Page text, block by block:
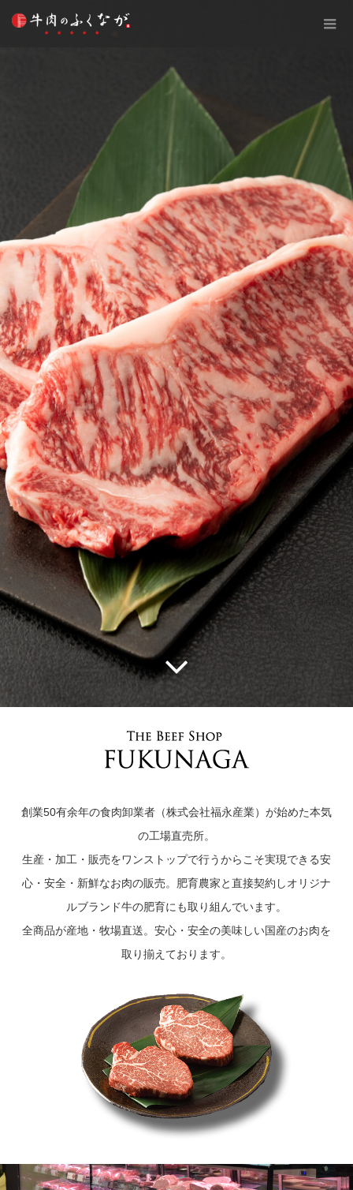
創業50有余年の食肉卸業者（株式会社福永産業）が始めた本気
の工場直売所。
生産・加工・販売をワンストップで行うからこそ実現できる安
心・安全・新鮮なお肉の販売。肥育農家と直接契約しオリジナ
ルブランド牛の肥育にも取り組んでいます。
全商品が産地・牧場直送。安心・安全の美味しい国産のお肉を
取り揃えております。